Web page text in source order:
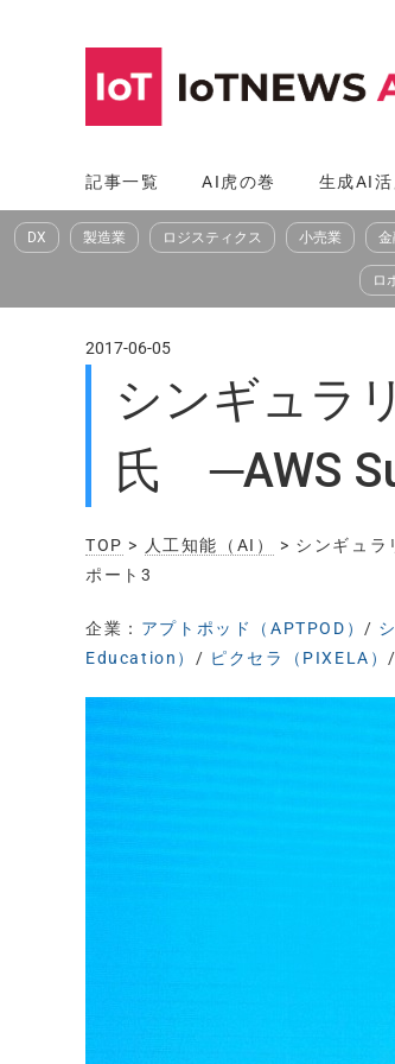
へ
ス
記事一覧 AI虎の巻 生成AI活
DX 製造業 ロジスティクス 小売業 金
ロ
2017-06-05
シンギュラ
氏 ─AWS
TOP > 人工知能（AI）
> シンギュ
ポート3
企業： アプトポッド（APTPOD） /
Education） / ピクセラ（PIXELA） /